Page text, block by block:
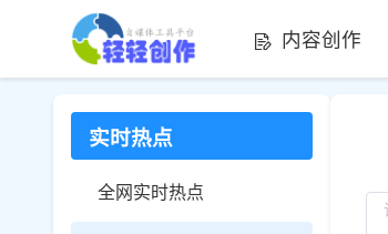
内容创作
实时热点
全网实时热点